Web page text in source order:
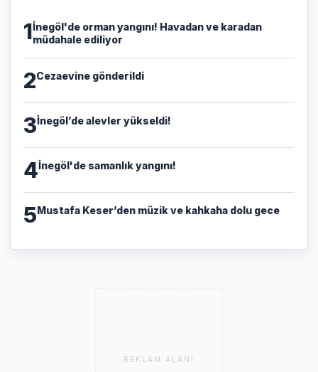
1İnegöl'de orman yangını! Havadan ve karadan
müdahale ediliyor
2Cezaevine gönderildi
3İnegöl’de alevler yükseldi!
4İnegöl'de samanlık yangını!
5Mustafa Keser’den müzik ve kahkaha dolu gece
REKLAM ALANI